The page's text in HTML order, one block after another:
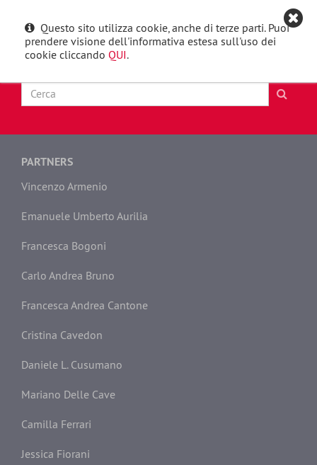
Questo sito utilizza cookie, anche di terze parti. Puoi
prendere visione dell'informativa estesa sull'uso dei
cookie cliccando QUI.
English
Toggle
PARTNERS
Vincenzo Armenio
Emanuele Umberto Aurilia
Francesca Bogoni
Carlo Andrea Bruno
Francesca Andrea Cantone
Cristina Cavedon
Daniele L. Cusumano
Mariano Delle Cave
Camilla Ferrari
Jessica Fiorani